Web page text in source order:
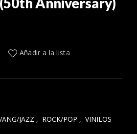
Añadir a la lista
JAZZ , ROCK/POP , VINILOS